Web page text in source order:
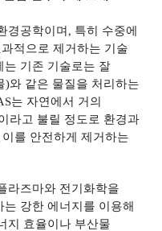
경공학이며 , 특히 수중에
적으로 제거하는 기술
는 기존 기술로는 잘
)와 같은 물질을 처리하는
는 자연에서 거의
라고 불릴 정도로 환경과
이를 안전하게 제거하는
라즈마와 전기화학을
는 강한 에너지를 이용해
지 효율이나 부산물